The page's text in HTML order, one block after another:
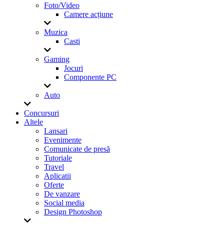
Foto/Video
Camere acțiune
Muzica
Casti
Gaming
Jocuri
Componente PC
Auto
Concursuri
Altele
Lansari
Evenimente
Comunicate de presă
Tutoriale
Travel
Aplicatii
Oferte
De vanzare
Social media
Design Photoshop